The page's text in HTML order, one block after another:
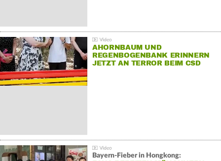
AHORNBAUM UND
REGENBOGENBANK ERINNERN
JETZT AN TERROR BEIM CSD
Bayern-Fieber in Hongkong: